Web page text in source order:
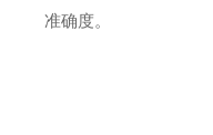
准确度。